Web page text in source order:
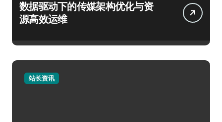
数据驱动下的传媒架构优化与资
源高效运维
站长资讯